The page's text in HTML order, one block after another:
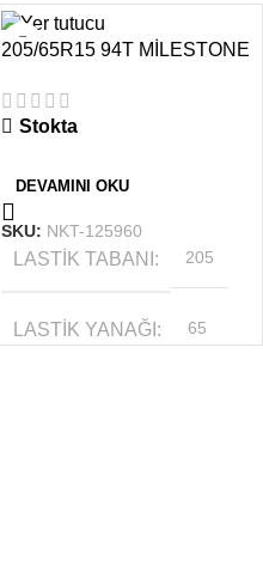
205/65R15 94T MİLESTONE
Lastiği
Stokta
DEVAMINI OKU
SKU: NKT-125960
LASTIK TABANI 205
LASTIK YANAĞI 65